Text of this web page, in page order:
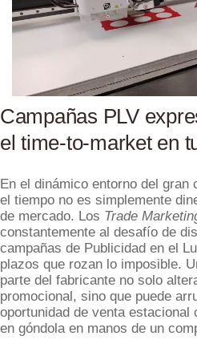
Campañas PLV
el time-to-market en
En el dinámico entorno del
el tiempo no es simplemente
de mercado. Los Trade
constantemente al desafío de
campañas de Publicidad en el
plazos que rozan lo imposible.
parte del fabricante no solo
promocional, sino que puede
oportunidad de venta
en góndola en manos de un